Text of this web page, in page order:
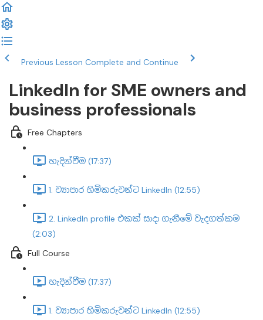
Previous Lesson Complete and Continue
LinkedIn for SME owners and
business professionals
Free Chapters
හැදින්වීම (17:37)
1. ව්‍යාපාර හිමිකරුවන්ට LinkedIn (12:55)
2. LinkedIn profile එකක් සාදා ගැනීමේ වැදගත්කම
(2:03)
Full Course
හැදින්වීම (17:37)
1. ව්‍යාපාර හිමිකරුවන්ට LinkedIn (12:55)